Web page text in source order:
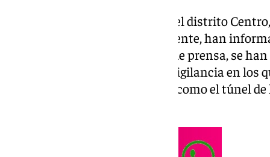
Los concejales de Seguridad y del distrito
Francisco Cantos, respectivamente, han
actuaciones. Durante la rueda de prensa, se
imágenes del sistema de videovigilancia en los
realizando pintadas en lugares como el túnel